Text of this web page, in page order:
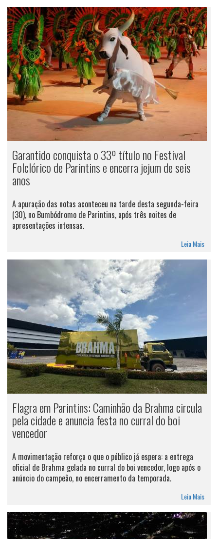
Garantido conquista o 33º título no Festival
Folclórico de Parintins e encerra jejum de seis
anos
A apuração das notas aconteceu na tarde desta segunda-feira
(30), no Bumbódromo de Parintins, após três noites de
apresentações intensas.
Leia Mais
Flagra em Parintins: Caminhão da Brahma circula
pela cidade e anuncia festa no curral do boi
vencedor
A movimentação reforça o que o público já espera: a entrega
oficial de Brahma gelada no curral do boi vencedor, logo após o
anúncio do campeão, no encerramento da temporada.
Leia Mais